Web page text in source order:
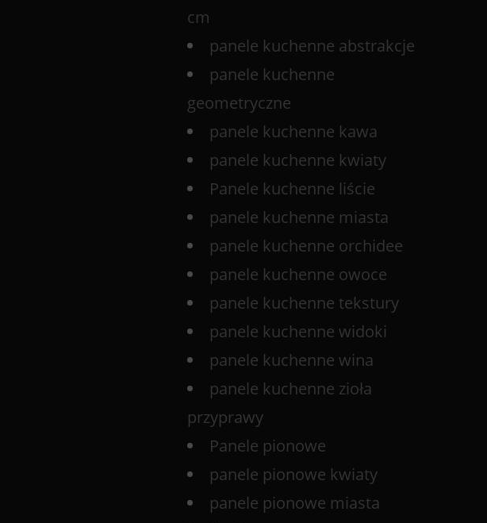
cm
panele kuchenne abstrakcje
panele kuchenne
geometryczne
panele kuchenne kawa
panele kuchenne kwiaty
Panele kuchenne liście
panele kuchenne miasta
panele kuchenne orchidee
panele kuchenne owoce
panele kuchenne tekstury
panele kuchenne widoki
panele kuchenne wina
panele kuchenne zioła
przyprawy
Panele pionowe
panele pionowe kwiaty
panele pionowe miasta